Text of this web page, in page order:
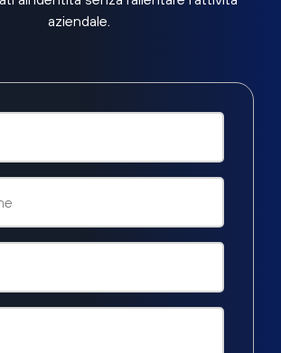
aziendale.